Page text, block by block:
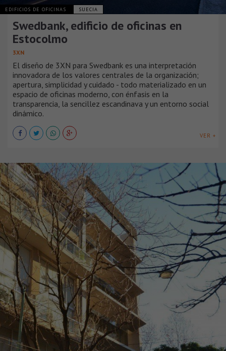
EDIFICIOS DE OFICINAS SUECIA
Swedbank, edificio de oficinas en
Estocolmo
3XN
El diseño de 3XN para Swedbank es una interpretación
innovadora de los valores centrales de la organización;
apertura, simplicidad y cuidado - todo materializado en un
espacio de oficinas moderno, con énfasis en la
transparencia, la sencillez escandinava y un entorno social
dinámico.
VER +